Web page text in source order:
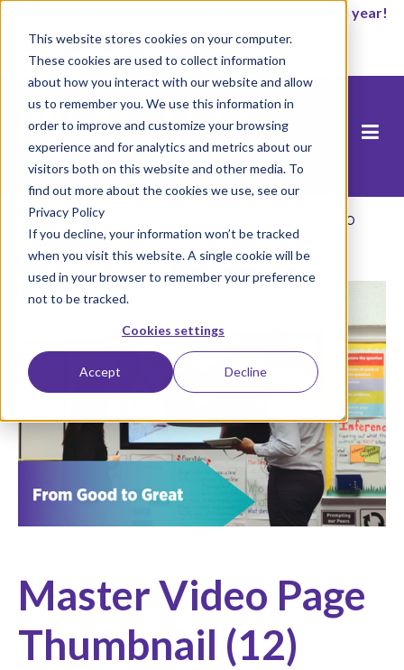
This website stores cookies on your computer.
These cookies are used to collect information
about how you interact with our website and allow
us to remember you. We use this information in
order to improve and customize your browsing
experience and for analytics and metrics about our
visitors both on this website and other media. To
find out more about the cookies we use, see our
Privacy Policy
If you decline, your information won’t be tracked
when you visit this website. A single cookie will be
used in your browser to remember your preference
not to be tracked.
Cookies settings
Accept Decline
It’s not too late to enroll for the 2026-2027 school year!
Start Now
Trang chủ/
Master Video
Page Thumbnail (12)
Master Video Page
Thumbnail (12)